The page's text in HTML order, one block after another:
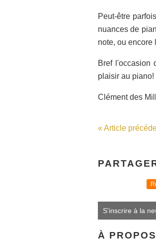
Peut-être
nuances de
note, ou encore
Bref l'occasion
plaisir au piano!
Clément des
« Article
S'inscrire à la
À PROPOS